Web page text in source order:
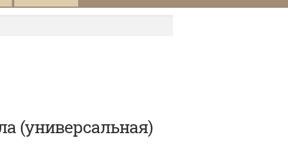
(универсальная)